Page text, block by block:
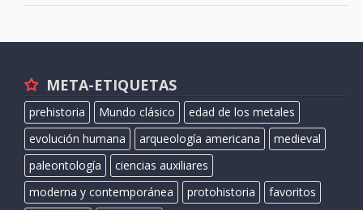
META-ETIQUETAS
prehistoria Mundo clásico
edad de los metales
evolución humana
arqueología americana
medieval
paleontología
ciencias auxiliares
moderna y contemporánea
protohistoria
favoritos